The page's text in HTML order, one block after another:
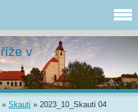
v
» Skauti » 2023_10_Skauti 04